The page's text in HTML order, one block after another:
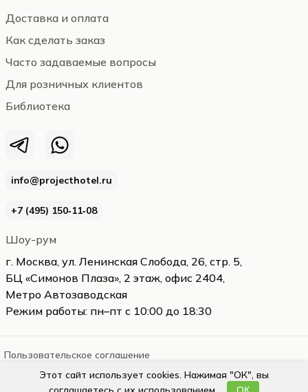
info@projecthotel.ru
+7 (495) 150‑11‑08
Шоу-рум
г. Москва, ул. Ленинская Слобода, 26, стр. 5,
БЦ «Симонов Плаза», 2 этаж, офис 2404,
Метро Автозаводская
Режим работы: пн–пт с 10:00 до 18:30
Доставка и оплата
Как сделать заказ
Часто задаваемые вопросы
Для розничных клиентов
Библиотека
Пользовательское соглашение
projecthotel.ru
Этот сайт использует cookies. Нажимая "ОК", вы